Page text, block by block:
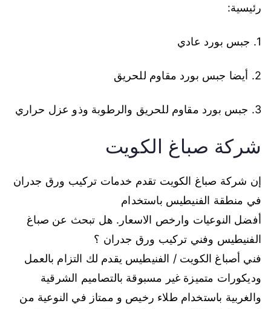
رئيسية:
1. جبس بورد عادي
2. أيضا جبس بورد مقاوم للحريق
3. جبس بورد مقاوم للحريق والرطوبة وذو عزل حراري
شركة صباغ الكويت
إن شركة صباغ الكويت تقدم خدمات تركيب ورق جدران
في منطقة الفنيطيس باستخدام
أفضل النوعيات وارخص الاسعار. هل تبحث عن صباغ
الفنيطيس وفني تركيب ورق جدران ؟
فني أصباغ الكويت / الفنيطيس يقدم لك التزام بالعمل
وديكورات متميزة غير مسبوقة بالتصاميم الشرقية
والغربية باستخدام طلاء رخيص و ممتاز في النوعية من